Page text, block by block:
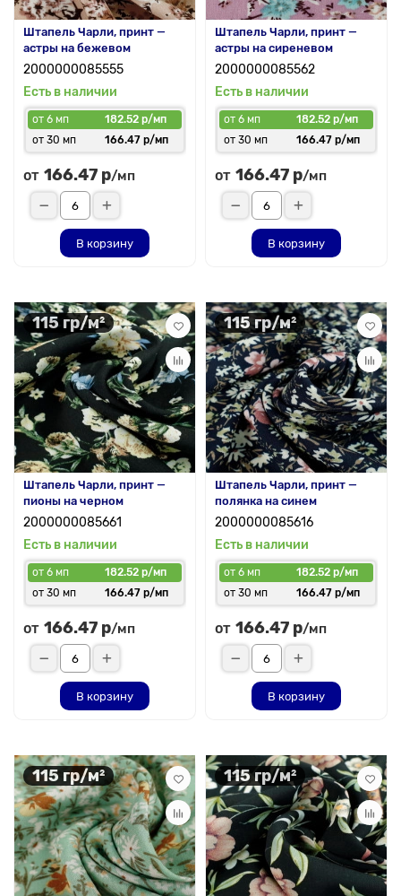
Штапель Чарли, принт —
астры на бежевом
2000000085555
Есть в наличии
от 6 мп
182.52 р/мп
от 30 мп
166.47 р/мп
от 166.47 р/мп
В корзину
Штапель Чарли, принт —
астры на сиреневом
2000000085562
Есть в наличии
от 6 мп
182.52 р/мп
от 30 мп
166.47 р/мп
от 166.47 р/мп
В корзину
115 гр/м²
Штапель Чарли, принт —
пионы на черном
2000000085661
Есть в наличии
от 6 мп
182.52 р/мп
от 30 мп
166.47 р/мп
от 166.47 р/мп
В корзину
115 гр/м²
Штапель Чарли, принт —
полянка на синем
2000000085616
Есть в наличии
от 6 мп
182.52 р/мп
от 30 мп
166.47 р/мп
от 166.47 р/мп
В корзину
115 гр/м² 115 гр/м²